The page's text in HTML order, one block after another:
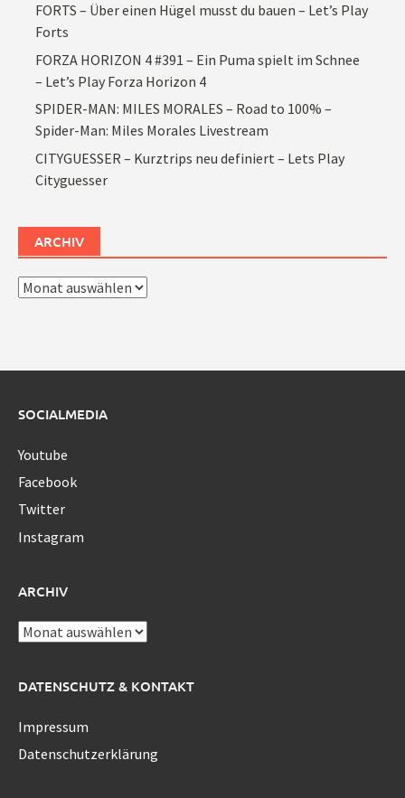
FORTS – Über einen Hügel musst du bauen – Let’s Play
Forts
FORZA HORIZON 4 #391 – Ein Puma spielt im Schnee
– Let’s Play Forza Horizon 4
SPIDER-MAN: MILES MORALES – Road to 100% –
Spider-Man: Miles Morales Livestream
CITYGUESSER – Kurztrips neu definiert – Lets Play
Cityguesser
ARCHIV
Archiv
SOCIALMEDIA
Youtube
Facebook
Twitter
Instagram
ARCHIV
Archiv
DATENSCHUTZ & KONTAKT
Impressum
Datenschutzerklärung